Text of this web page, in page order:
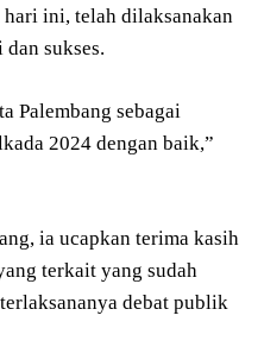
ini, telah dilaksanakan
sukses.
Palembang sebagai
2024 dengan baik,”
ia ucapkan terima kasih
terkait yang sudah
debat publik